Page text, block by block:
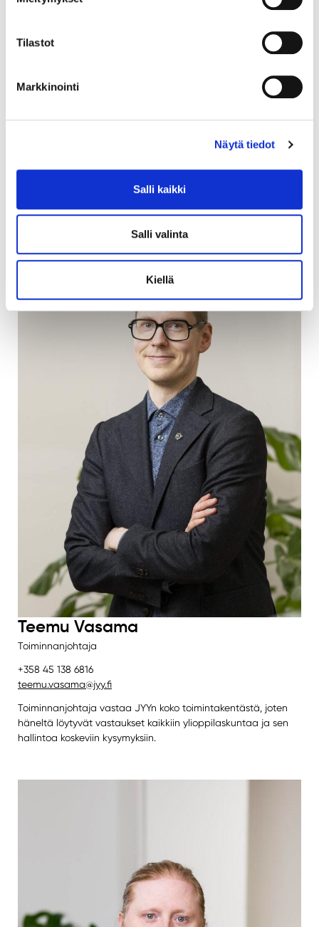
Tilastot
Markkinointi
Näytä tiedot
Salli kaikki
Salli valinta
Kiellä
Hallituksen jäsen
muista käytännön asioista vastaavat asiantuntijat.
Teemu Vasama
Toiminnanjohtaja
+358 45 138 6816
teemu.vasama@jyy.fi
Toiminnanjohtaja vastaa JYYn koko toimintakentästä, joten
häneltä löytyvät vastaukset kaikkiin ylioppilaskuntaa ja sen
hallintoa koskeviin kysymyksiin.